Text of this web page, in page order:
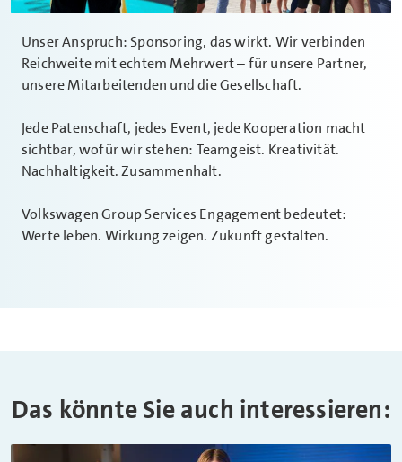
Unser Anspruch: Sponsoring, das wirkt. Wir verbinden
Reichweite mit echtem Mehrwert – für unsere Partner,
unsere Mitarbeitenden und die Gesellschaft.
Jede Patenschaft, jedes Event, jede Kooperation macht
sichtbar, wofür wir stehen: Teamgeist. Kreativität.
Nachhaltigkeit. Zusammenhalt.
Volkswagen Group Services Engagement bedeutet:
Werte leben. Wirkung zeigen. Zukunft gestalten.
Das könnte Sie auch interessieren: